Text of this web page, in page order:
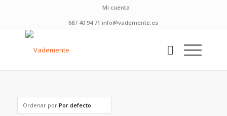
Mi cuenta
687 40 94 71 info@vademente.es
Ordenar por Por defecto